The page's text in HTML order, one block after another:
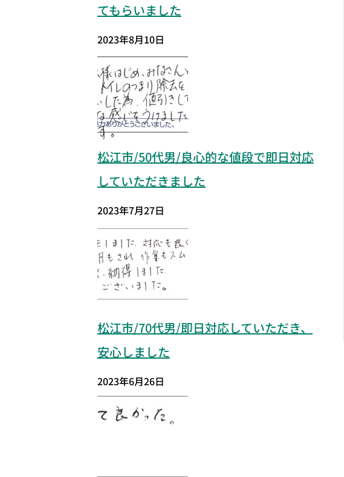
てもらいました
2023年8月10日
松江市/50代男/良心的な値段で即日対応
していただきました
2023年7月27日
松江市/70代男/即日対応していただき、
安心しました
2023年6月26日